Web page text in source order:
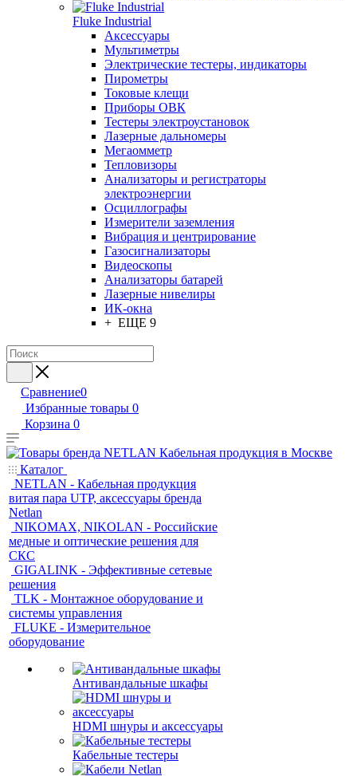
Fluke Industrial
Аксессуары
Мультиметры
Электрические тестеры, индикаторы
Пирометры
Токовые клещи
Приборы ОВК
Тестеры электроустановок
Лазерные дальномеры
Мегаомметр
Тепловизоры
Анализаторы и регистраторы
электроэнергии
Осциллографы
Измерители заземления
Вибрация и центрирование
Газосигнализаторы
Видеоскопы
Анализаторы батарей
Лазерные нивелиры
ИК-окна
+ ЕЩЕ 9
Сравнение0
Избранные товары 0
Корзина 0
Каталог
NETLAN - Кабельная продукция
витая пара UTP, аксессуары бренда
Netlan
NIKOMAX, NIKOLAN - Российские
медные и оптические решения для
СКС
GIGALINK - Эффективные сетевые
решения
TLK - Монтажное оборудование и
системы управления
FLUKE - Измерительное
оборудование
Антивандальные шкафы
HDMI шнуры и аксессуары
Кабельные тестеры